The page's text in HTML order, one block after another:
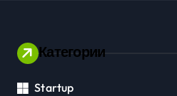
Категории
Startup